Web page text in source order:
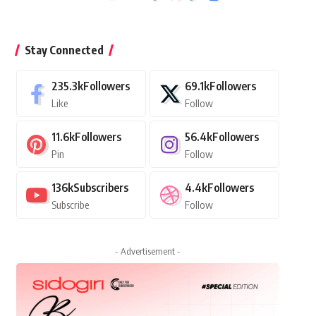
Stay Connected
235.3kFollowers
Like
69.1kFollowers
Follow
11.6kFollowers
Pin
56.4kFollowers
Follow
136kSubscribers
Subscribe
4.4kFollowers
Follow
- Advertisement -